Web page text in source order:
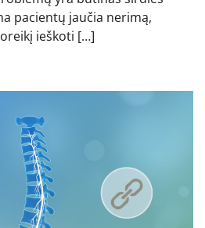
pacientų jaučia nerimą,
ieškoti […]